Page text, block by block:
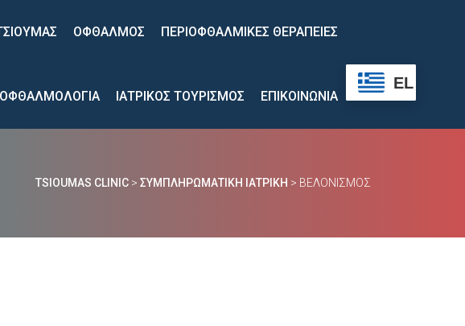
ΟΦΘΑΛΜΟΣ
ΠΕΡΙΟΦΘΑΛΜΙΚΕΣ ΘΕΡΑΠΕΙΕΣ
ΟΦΘΑΛΜΟΛΟΓΙΑ
ΙΑΤΡΙΚΟΣ ΤΟΥΡΙΣΜΟΣ
ΕΠΙΚΟΙΝΩΝΙΑ
EL
TSIOUMAS CLINIC > ΣΥΜΠΛΗΡΩΜΑΤΙΚΉ ΙΑΤΡΙΚΉ > ΒΕΛΟΝΙΣΜΟΣ